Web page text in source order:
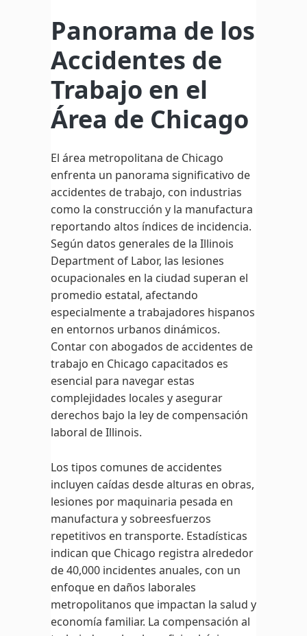
Panorama de los
Accidentes de
Trabajo en el
Área de Chicago
El área metropolitana de Chicago
enfrenta un panorama significativo de
accidentes de trabajo, con industrias
como la construcción y la manufactura
reportando altos índices de incidencia.
Según datos generales de la Illinois
Department of Labor, las lesiones
ocupacionales en la ciudad superan el
promedio estatal, afectando
especialmente a trabajadores hispanos
en entornos urbanos dinámicos.
Contar con abogados de accidentes de
trabajo en Chicago capacitados es
esencial para navegar estas
complejidades locales y asegurar
derechos bajo la ley de compensación
laboral de Illinois.
Los tipos comunes de accidentes
incluyen caídas desde alturas en obras,
lesiones por maquinaria pesada en
manufactura y sobreesfuerzos
repetitivos en transporte. Estadísticas
indican que Chicago registra alrededor
de 40,000 incidentes anuales, con un
enfoque en daños laborales
metropolitanos que impactan la salud y
economía familiar. La compensación al